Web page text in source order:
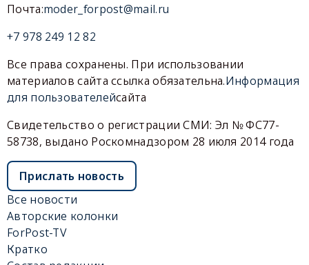
Почта:moder_forpost@mail.ru
+7 978 249 12 82
Все права сохранены. При использовании
материалов сайта ссылка обязательна.Информация
для пользователейсайта
Свидетельство о регистрации СМИ: Эл № ФС77-
58738, выдано Роскомнадзором 28 июля 2014 года
Прислать новость
Все новости
Авторские колонки
ForPost-TV
Кратко